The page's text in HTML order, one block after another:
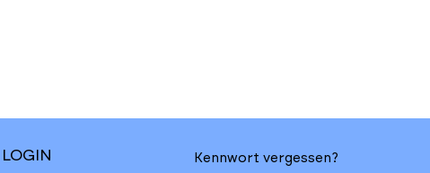
LOGIN Kennwort vergessen?